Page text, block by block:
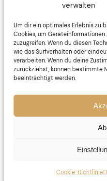
verwalten
Um dir ein optimales Erlebnis zu
Cookies, um
zuzugreifen. Wenn du diesen
wie das Surfverhalten oder
verarbeiten. Wenn du deine
zurückziehst, können bestimmte
beeinträchtigt werden.
Cookie-Richtlinie
Grundschule Schleizer